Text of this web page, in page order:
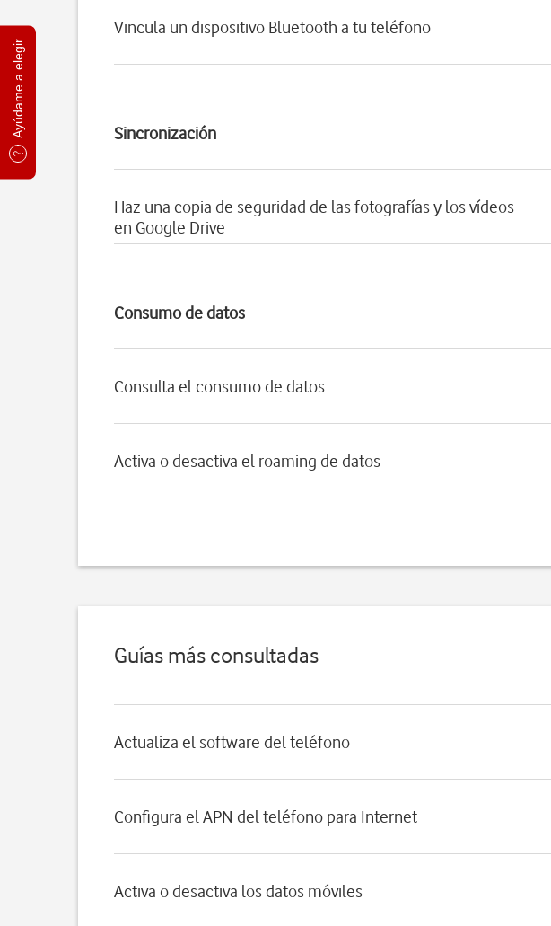
Ayúdame a elegir
Vincula un dispositivo Bluetooth a tu teléfono
Sincronización
Haz una copia de seguridad de las fotografías y los vídeos
en Google Drive
Consumo de datos
Consulta el consumo de datos
Activa o desactiva el roaming de datos
Guías más consultadas
Actualiza el software del teléfono
Configura el APN del teléfono para Internet
Activa o desactiva los datos móviles